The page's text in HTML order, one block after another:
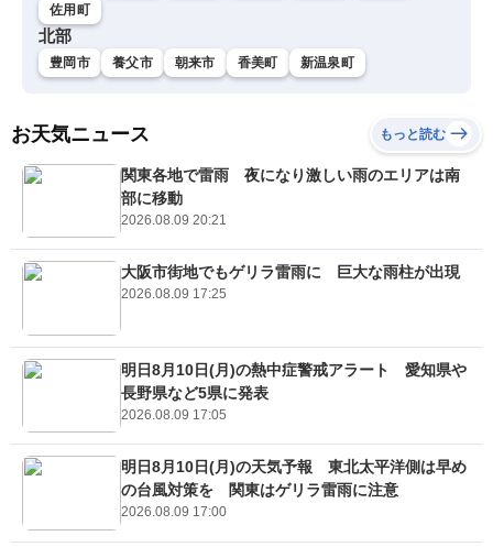
佐用町
北部
豊岡市 養父市 朝来市 香美町 新温泉町
お天気ニュース もっと読む
関東各地で雷雨 夜になり激しい雨のエリアは南
部に移動
2026.08.09 20:21
大阪市街地でもゲリラ雷雨に 巨大な雨柱が出現
2026.08.09 17:25
明日8月10日(月)の熱中症警戒アラート 愛知県や
長野県など5県に発表
2026.08.09 17:05
明日8月10日(月)の天気予報 東北太平洋側は早め
の台風対策を 関東はゲリラ雷雨に注意
2026.08.09 17:00